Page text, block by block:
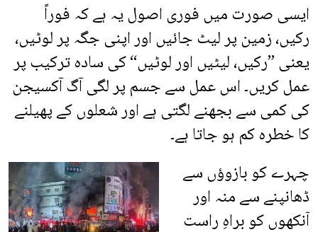
ایسی صورت میں فوری اصول یہ ہے کہ فوراً
رکیں، زمین پر لیٹ جائیں اور اپنی جگہ پر لوٹیں،
یعنی ”رکیں، لیٹیں اور لوٹیں“ کی سادہ ترکیب پر
عمل کریں۔ اس عمل سے جسم پر لگی آگ آکسیجن
کی کمی سے بجھنے لگتی ہے اور شعلوں کے پھیلنے
کا خطرہ کم ہو جاتا ہے۔
چہرے کو بازوؤں سے
ڈھانپنے سے منہ اور
آنکھوں کو براہِ راست